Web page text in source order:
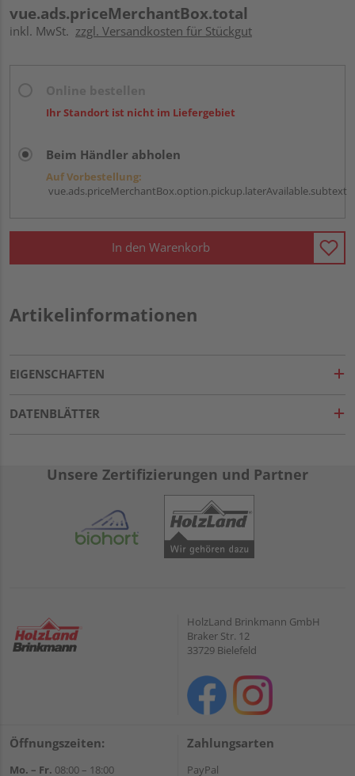
vue.ads.priceMerchantBox.total
inkl. MwSt. zzgl. Versandkosten für Stückgut
Ihr Standort ist nicht im Liefergebiet
Beim Händler abholen
Auf Vorbestellung:
vue.ads.priceMerchantBox.option.pickup.laterAvailable.subtext
In den Warenkorb
Artikelinformationen
EIGENSCHAFTEN
DATENBLÄTTER
Unsere Zertifizierungen und Partner
HolzLand Brinkmann GmbH
Braker Str. 12
33729 Bielefeld
Öffnungszeiten:
Mo. – Fr. 08:00 – 18:00
Zahlungsarten
PayPal